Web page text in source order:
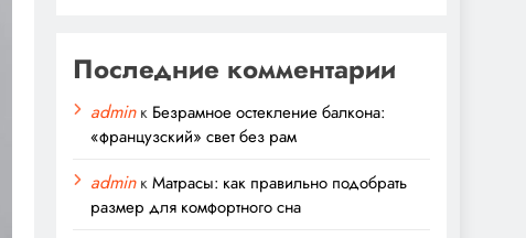
Последние комментарии
adminк Безрамное остекление балкона:
«французский» свет без рам
adminкМатрасы: как правильно подобрать
размер для комфортного сна